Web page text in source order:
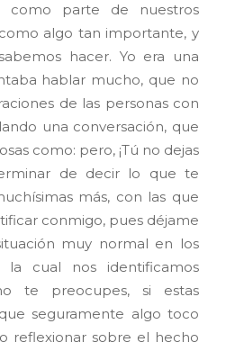
como parte de nuestros
algo tan importante, y
hacer. Yo era una
hablar mucho, que no
de las personas con
una conversación, que
como: pero, ¡Tú no dejas
de decir lo que te
más, con las que
conmigo, pues déjame
muy normal en los
la cual nos identificamos
te preocupes, si estas
seguramente algo toco
reflexionar sobre el hecho